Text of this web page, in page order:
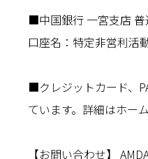
■中国銀行 一宮支店
口座名：特定非営利活
■クレジットカード、
ています。詳細はホー
【お問い合わせ】